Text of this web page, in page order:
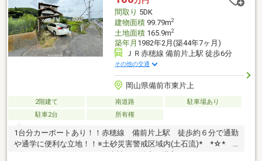
間取り 5DK
建物面積99.79m2
土地面積165.9m2
築年月 1982年2月(築44年7ヶ月)
ＪＲ赤穂線 備前片上駅 徒歩6分
その他の交通
岡山県備前市東片上
2階建て 南道路
駐車場あり
駐車2台
所有権
1台分カーポートあり！！赤穂線 備前片上駅 徒歩約６分で通勤
や通学に便利な立地！！※土砂災害警戒区域内(土石流)* *☆*